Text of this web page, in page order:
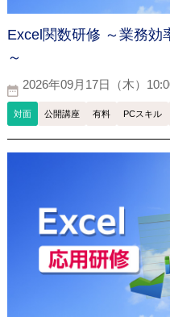
Excel関数研修 ～業務効
～
2026年09月17日（木）
対面 公開講座 有料 PCスキル